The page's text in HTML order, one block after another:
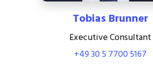
Tobias Brunner
Executive Consultant
+49 30 5 7700 5167